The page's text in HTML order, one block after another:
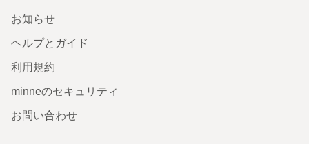
お知らせ
ヘルプとガイド
利用規約
minneのセキュリティ
お問い合わせ